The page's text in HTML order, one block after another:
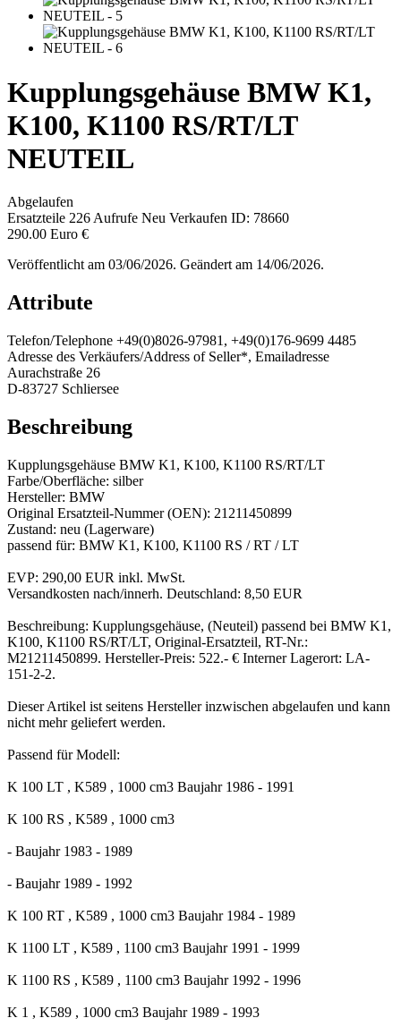
Kupplungsgehäuse BMW K1,
K100, K1100 RS/RT/LT
NEUTEIL
Abgelaufen
Ersatzteile 226 Aufrufe Neu Verkaufen ID: 78660
290.00 Euro €
Veröffentlicht am 03/06/2026. Geändert am 14/06/2026.
Attribute
Telefon/Telephone +49(0)8026-97981, +49(0)176-9699 4485
Adresse des Verkäufers/Address of Seller*, Emailadresse
Aurachstraße 26
D-83727 Schliersee
Beschreibung
Kupplungsgehäuse BMW K1, K100, K1100 RS/RT/LT
Farbe/Oberfläche: silber
Hersteller: BMW
Original Ersatzteil-Nummer (OEN): 21211450899
Zustand: neu (Lagerware)
passend für: BMW K1, K100, K1100 RS / RT / LT
EVP: 290,00 EUR inkl. MwSt.
Versandkosten nach/innerh. Deutschland: 8,50 EUR
Beschreibung: Kupplungsgehäuse, (Neuteil) passend bei BMW K1,
K100, K1100 RS/RT/LT, Original-Ersatzteil, RT-Nr.:
M21211450899. Hersteller-Preis: 522.- € Interner Lagerort: LA-
151-2-2.
Dieser Artikel ist seitens Hersteller inzwischen abgelaufen und kann
nicht mehr geliefert werden.
Passend für Modell:
K 100 LT , K589 , 1000 cm3 Baujahr 1986 - 1991
K 100 RS , K589 , 1000 cm3
- Baujahr 1983 - 1989
- Baujahr 1989 - 1992
K 100 RT , K589 , 1000 cm3 Baujahr 1984 - 1989
K 1100 LT , K589 , 1100 cm3 Baujahr 1991 - 1999
K 1100 RS , K589 , 1100 cm3 Baujahr 1992 - 1996
K 1 , K589 , 1000 cm3 Baujahr 1989 - 1993